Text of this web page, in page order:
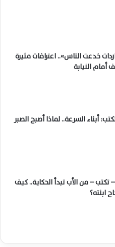
خدعت الناس».. اعترافات مثيرة
أمام النيابة
أبناء السرعة.. لماذا أصبح الصبر
تكتب – من الأب تبدأ الحكاية.. كيف
ابنته؟